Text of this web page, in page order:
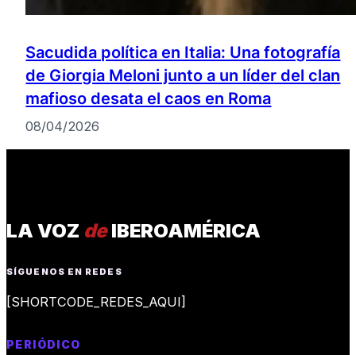
Sacudida política en Italia: Una fotografía
de Giorgia Meloni junto a un líder del clan
mafioso desata el caos en Roma
08/04/2026
LA VOZ deIBEROAMÉRICA
SÍGUENOS EN REDES
[SHORTCODE_REDES_AQUI]
PERIÓDICO